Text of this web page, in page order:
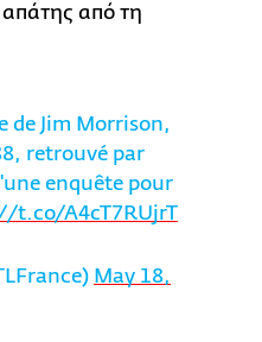
από τη
de Jim Morrison,
retrouvé par
enquête pour
t.co/A4cT7RUjrT
May 18,